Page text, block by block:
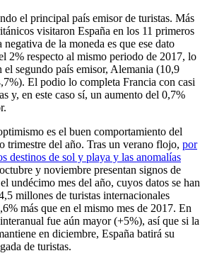
el principal país emisor de turistas. Más
visitaron España en los 11 primeros
negativa de la moneda es que ese dato
2% respecto al mismo periodo de 2017, lo
el segundo país emisor, Alemania (10,9
El podio lo completa Francia con casi
y, en este caso sí, un aumento del 0,7%
es el buen comportamiento del
trimestre del año. Tras un verano flojo, por
destinos de sol y playa y las anomalías
y noviembre presentan signos de
undécimo mes del año, cuyos datos se han
millones de turistas internacionales
más que en el mismo mes de 2017. En
fue aún mayor (+5%), así que si la
en diciembre, España batirá su
de turistas.